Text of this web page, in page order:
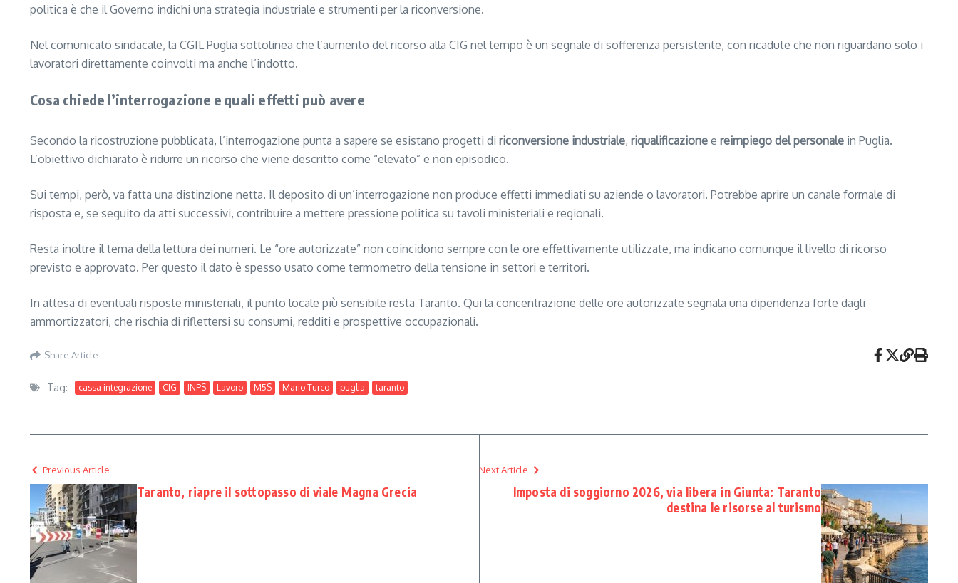
politica è che il Governo indichi una strategia industriale e strumenti per la riconversione.
Nel comunicato sindacale, la CGIL Puglia sottolinea che l’aumento del ricorso alla CIG nel tempo è un segnale di sofferenza persistente, con ricadute che non riguardano solo i
lavoratori direttamente coinvolti ma anche l’indotto.
Cosa chiede l’interrogazione e quali effetti può avere
Secondo la ricostruzione pubblicata, l’interrogazione punta a sapere se esistano progetti di riconversione industriale, riqualificazione e reimpiego del personale in Puglia.
L’obiettivo dichiarato è ridurre un ricorso che viene descritto come “elevato” e non episodico.
Sui tempi, però, va fatta una distinzione netta. Il deposito di un’interrogazione non produce effetti immediati su aziende o lavoratori. Potrebbe aprire un canale formale di
risposta e, se seguito da atti successivi, contribuire a mettere pressione politica su tavoli ministeriali e regionali.
Resta inoltre il tema della lettura dei numeri. Le “ore autorizzate” non coincidono sempre con le ore effettivamente utilizzate, ma indicano comunque il livello di ricorso
previsto e approvato. Per questo il dato è spesso usato come termometro della tensione in settori e territori.
In attesa di eventuali risposte ministeriali, il punto locale più sensibile resta Taranto. Qui la concentrazione delle ore autorizzate segnala una dipendenza forte dagli
ammortizzatori, che rischia di riflettersi su consumi, redditi e prospettive occupazionali.
Share Article
Tag: cassa integrazione CIG INPS Lavoro M5S Mario Turco puglia taranto
Previous Article
Taranto, riapre il sottopasso di viale Magna Grecia
Next Article
Imposta di soggiorno 2026, via libera in Giunta: Taranto
destina le risorse al turismo